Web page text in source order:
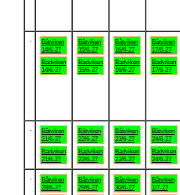
Båtviken
14/6-27
Badviken
14/6-27
Båtviken
15/6-27
Badviken
15/6-27
Båtviken
16/6-27
Badviken
16/6-27
Båtviken
17/6-27
Badviken
17/6-27
Båtviken
21/6-27
Badviken
21/6-27
Båtviken
22/6-27
Badviken
22/6-27
Båtviken
23/6-27
Badviken
23/6-27
Båtviken
24/6-27
Badviken
24/6-27
Båtviken
28/6-27
Båtviken
29/6-27
Båtviken
30/6-27
Båtviken
1/7-27